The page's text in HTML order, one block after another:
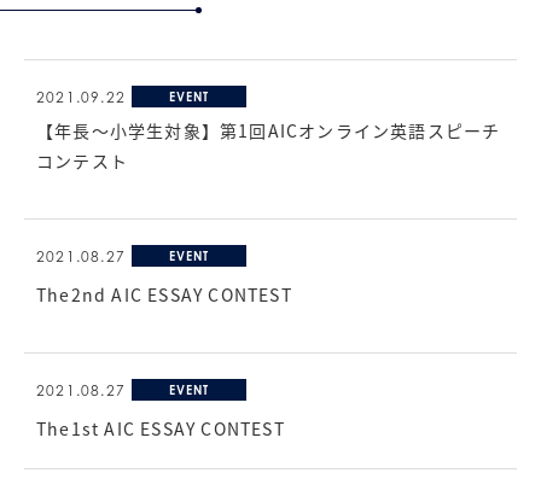
2021.09.22 EVENT
【年長～小学生対象】第1回AICオンライン英語スピーチ
コンテスト
2021.08.27 EVENT
The2nd AIC ESSAY CONTEST
2021.08.27 EVENT
The1st AIC ESSAY CONTEST